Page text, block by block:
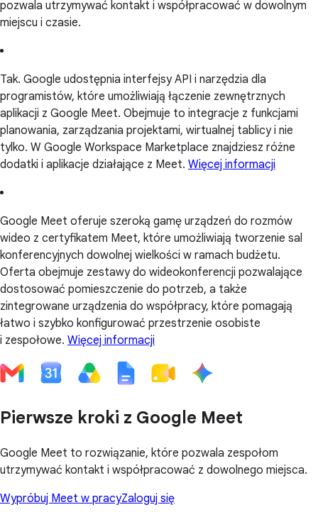
pozwala utrzymywać kontakt i współpracować w dowolnym
miejscu i czasie.
Tak. Google udostępnia interfejsy API i narzędzia dla
programistów, które umożliwiają łączenie zewnętrznych
aplikacji z Google Meet. Obejmuje to integracje z funkcjami
planowania, zarządzania projektami, wirtualnej tablicy i nie
tylko. W Google Workspace Marketplace znajdziesz różne
dodatki i aplikacje działające z Meet. Więcej informacji
Google Meet oferuje szeroką gamę urządzeń do rozmów
wideo z certyfikatem Meet, które umożliwiają tworzenie sal
konferencyjnych dowolnej wielkości w ramach budżetu.
Oferta obejmuje zestawy do wideokonferencji pozwalające
dostosować pomieszczenie do potrzeb, a także
zintegrowane urządzenia do współpracy, które pomagają
łatwo i szybko konfigurować przestrzenie osobiste
i zespołowe. Więcej informacji
Pierwsze kroki z Google Meet
Google Meet to rozwiązanie, które pozwala zespołom
utrzymywać kontakt i współpracować z dowolnego miejsca.
Wypróbuj Meet w pracyZaloguj się